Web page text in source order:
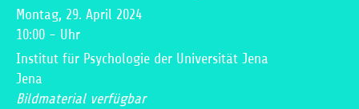
Montag, 29. April 2024
10:00 - Uhr
Institut für Psychologie der Universität Jena
Jena
Bildmaterial verfügbar